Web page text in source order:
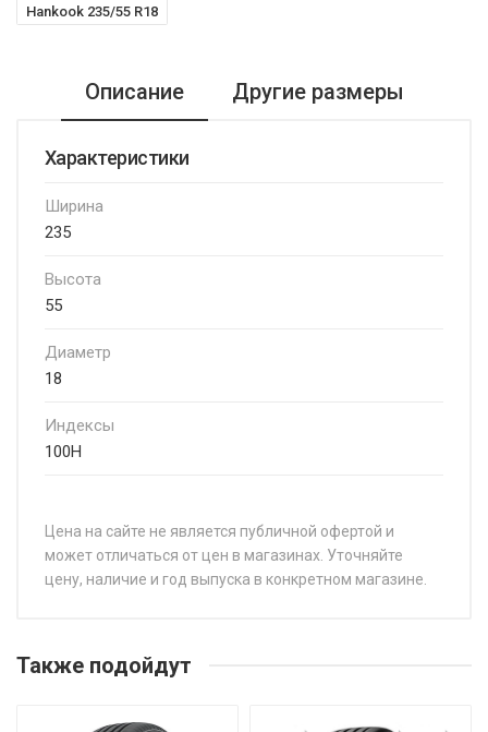
Hankook 235/55 R18
Описание Другие размеры
Характеристики
Ширина
235
Высота
55
Диаметр
18
Индексы
100H
Цена на сайте не является публичной офертой и
может отличаться от цен в магазинах. Уточняйте
цену, наличие и год выпуска в конкретном магазине.
Hankook Ventus Prime3 K125A 235/60R18 107V
Также подойдут